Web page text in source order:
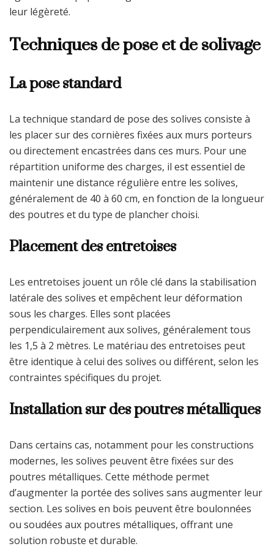
leur légèreté.
Techniques de pose et de solivage
La pose standard
La technique standard de pose des solives consiste à
les placer sur des cornières fixées aux murs porteurs
ou directement encastrées dans ces murs. Pour une
répartition uniforme des charges, il est essentiel de
maintenir une distance régulière entre les solives,
généralement de 40 à 60 cm, en fonction de la longueur
des poutres et du type de plancher choisi.
Placement des entretoises
Les entretoises jouent un rôle clé dans la stabilisation
latérale des solives et empêchent leur déformation
sous les charges. Elles sont placées
perpendiculairement aux solives, généralement tous
les 1,5 à 2 mètres. Le matériau des entretoises peut
être identique à celui des solives ou différent, selon les
contraintes spécifiques du projet.
Installation sur des poutres métalliques
Dans certains cas, notamment pour les constructions
modernes, les solives peuvent être fixées sur des
poutres métalliques. Cette méthode permet
d’augmenter la portée des solives sans augmenter leur
section. Les solives en bois peuvent être boulonnées
ou soudées aux poutres métalliques, offrant une
solution robuste et durable.